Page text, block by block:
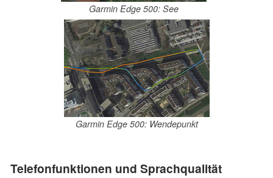
Garmin Edge 500: See
Garmin Edge 500: Wendepunkt
Telefonfunktionen und Sprachqualität